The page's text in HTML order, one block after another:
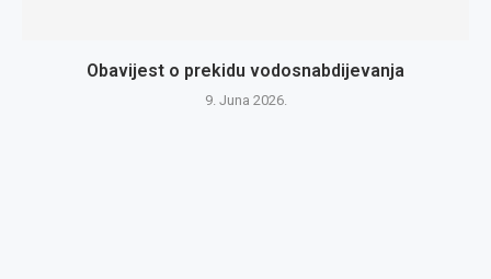
Obavijest o prekidu vodosnabdijevanja
9. Juna 2026.